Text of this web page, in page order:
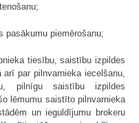
pasākumu piemērošanu;
tiesību, saistību izpildes
par pilnvarnieka iecelšanu,
pilnīgu saistību izpildes
lēmumu saistīto pilnvarnieka
un ieguldījumu brokeru